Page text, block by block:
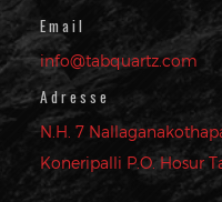
Email
info@tabquartz.com
Adresse
N.H. 7
Koneripalli P.O. Hosur